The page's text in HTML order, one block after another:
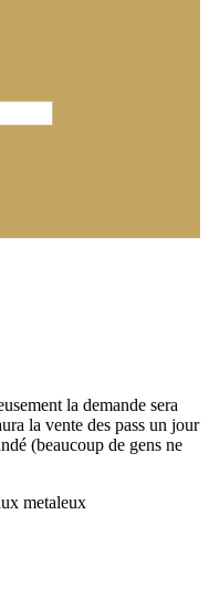
la demande sera
la vente des pass un jour
(beaucoup de gens ne
metaleux